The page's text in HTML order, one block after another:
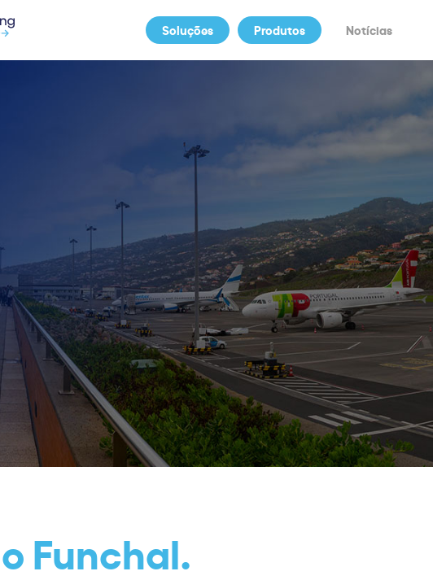
Soluções Produtos Notícias
Funchal.